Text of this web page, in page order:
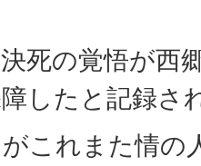
死の覚悟が西
したと記録さ
これまた情の